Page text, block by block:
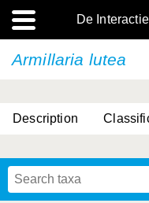
De
Armillaria lutea
Description